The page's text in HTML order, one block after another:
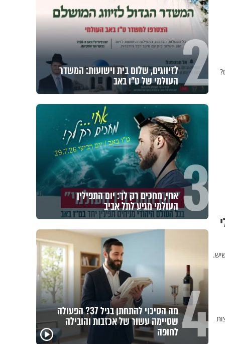
2 לזיווגים, שלום בית וישועות: המשדר
העולמי של ט"ו באב
3 אחי, מחכים רק לך: יום התפילין
העולמי מגיע לתל אביב
4 מה הסיכוי להתחתן בגיל 37? הפעולה
שסיימה עשור של אכזבות והובילה
לחופה
הרגעים הקשים ביותר